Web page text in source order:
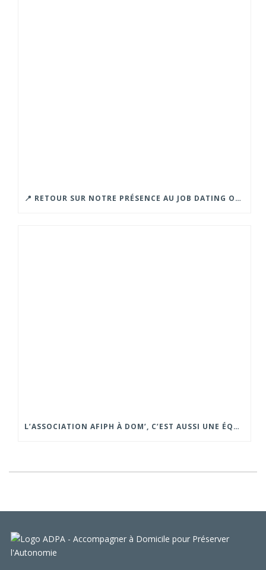
📍 RETOUR SUR NOTRE PRÉSENCE AU JOB DATING ORGANISÉ PAR LA CROIX ROUGE – GRENOBLE.
L’ASSOCIATION AFIPH À DOM’, C’EST AUSSI UNE ÉQUIPE PRÉSENTE SUR LES FORUMS ET SALONS